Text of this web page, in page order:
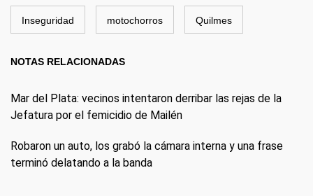
Inseguridad motochorros Quilmes
NOTAS RELACIONADAS
Mar del Plata: vecinos intentaron derribar las rejas de la
Jefatura por el femicidio de Mailén
Robaron un auto, los grabó la cámara interna y una frase
terminó delatando a la banda